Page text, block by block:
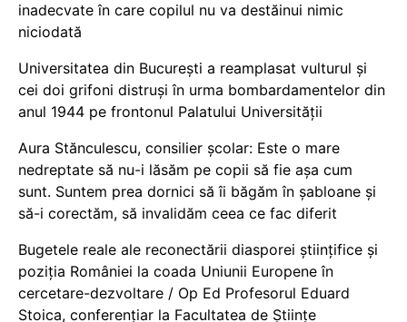
inadecvate în care copilul nu va destăinui nimic
niciodată
Universitatea din București a reamplasat vulturul și
cei doi grifoni distruși în urma bombardamentelor din
anul 1944 pe frontonul Palatului Universității
Aura Stănculescu, consilier școlar: Este o mare
nedreptate să nu-i lăsăm pe copii să fie așa cum
sunt. Suntem prea dornici să îi băgăm în șabloane și
să-i corectăm, să invalidăm ceea ce fac diferit
Bugetele reale ale reconectării diasporei științifice și
poziția României la coada Uniunii Europene în
cercetare-dezvoltare / Op Ed Profesorul Eduard
Stoica, conferențiar la Facultatea de Științe